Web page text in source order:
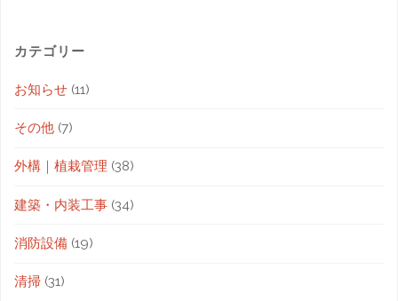
カテゴリー
お知らせ (11)
その他 (7)
外構｜植栽管理 (38)
建築・内装工事 (34)
消防設備 (19)
清掃 (31)